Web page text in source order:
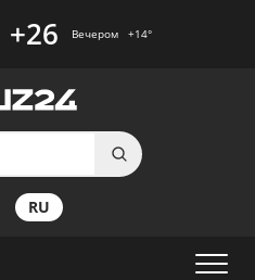
+26 Вечером +14°
RU